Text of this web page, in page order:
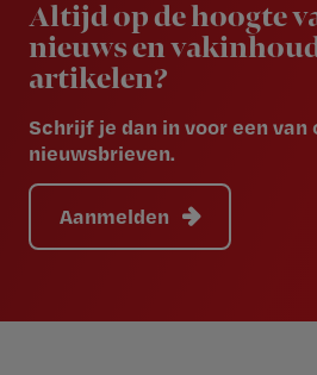
Altijd op de hoogte
nieuws en
artikelen?
Schrijf je dan in voor een van
nieuwsbrieven.
Aanmelden